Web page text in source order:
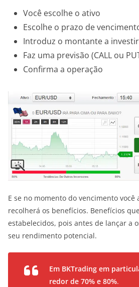
Você escolhe o ativo
Escolhe o prazo de
Introduz o montante a investir
Faz uma previsão (CALL ou
Confirma a operação
E se no momento do vencimento você
recolherá os benefícios. Benefícios
estabelecidos, pois antes de lançar a
seu rendimento potencial.
Em BKTrading em
redor de 70% e 80%.